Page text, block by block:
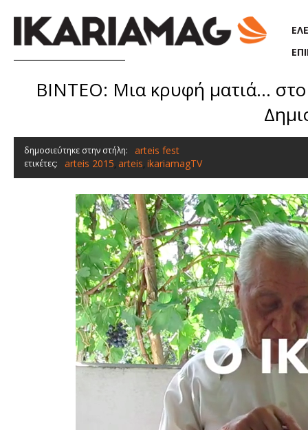
BINTEO: Μια κρυφή ματιά...
δημοσιεύτηκε στην στήλη: arteis fest
ετικέτες: arteis 2015, arteis, ikariamagTV